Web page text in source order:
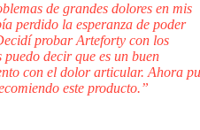
de grandes dolores en mis
perdido la esperanza de poder
probar Arteforty con los
puedo decir que es un buen
con el dolor articular. Ahora
este producto.”